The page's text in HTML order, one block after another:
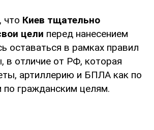
что Киев тщательно
цели перед нанесением
оставаться в рамках правил
в отличие от РФ, которая
артиллерию и БПЛА как по
по гражданским целям.